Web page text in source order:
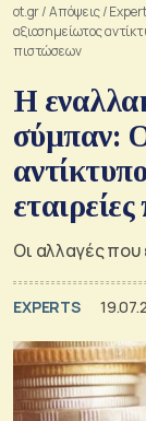
ot.gr/Απόψεις/
αξιοσημείωτος
πιστώσεων
Η
σύμπαν:
Οι αλλαγές
EXPERTS